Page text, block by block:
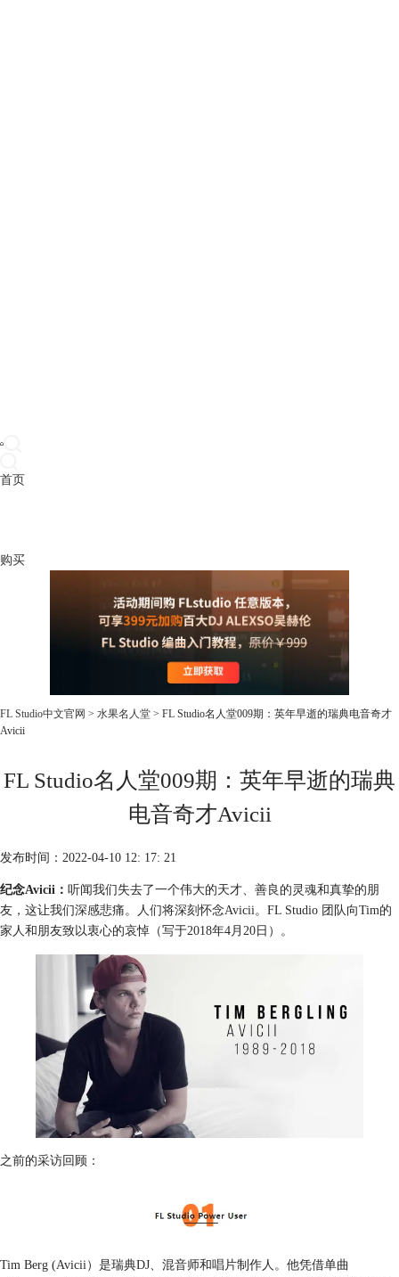
首页
购买
FL Studio中文官网 > 水果名人堂 > FL Studio名人堂009期：英年早逝的瑞典电音奇才
Avicii
FL Studio名人堂009期：英年早逝的瑞典
电音奇才Avicii
发布时间：2022-04-10 12: 17: 21
纪念Avicii： 听闻我们失去了一个伟大的天才、善良的灵魂和真挚的朋
友，这让我们深感悲痛。人们将深刻怀念Avicii。FL Studio 团队向Tim的
家人和朋友致以衷心的哀悼（写于2018年4月20日）。
之前的采访回顾：
Tim Berg (Avicii）是瑞典DJ、混音师和唱片制作人。他凭借单曲